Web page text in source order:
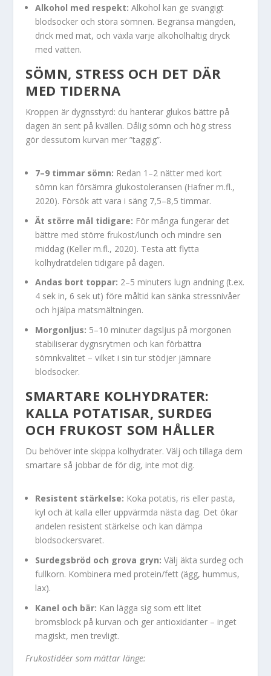
Alkohol med respekt: Alkohol kan ge svängigt
blodsocker och störa sömnen. Begränsa mängden,
drick med mat, och växla varje alkoholhaltig dryck
med vatten.
SÖMN, STRESS OCH DET DÄR
MED TIDERNA
Kroppen är dygnsstyrd: du hanterar glukos bättre på
dagen än sent på kvällen. Dålig sömn och hög stress
gör dessutom kurvan mer ”taggig”.
7–9 timmar sömn: Redan 1–2 nätter med kort
sömn kan försämra glukostoleransen (Hafner m.fl.,
2020). Försök att vara i säng 7,5–8,5 timmar.
Ät större mål tidigare: För många fungerar det
bättre med större frukost/lunch och mindre sen
middag (Keller m.fl., 2020). Testa att flytta
kolhydratdelen tidigare på dagen.
Andas bort toppar: 2–5 minuters lugn andning (t.ex.
4 sek in, 6 sek ut) före måltid kan sänka stressnivåer
och hjälpa matsmältningen.
Morgonljus: 5–10 minuter dagsljus på morgonen
stabiliserar dygnsrytmen och kan förbättra
sömnkvalitet – vilket i sin tur stödjer jämnare
blodsocker.
SMARTARE KOLHYDRATER:
KALLA POTATISAR, SURDEG
OCH FRUKOST SOM HÅLLER
Du behöver inte skippa kolhydrater. Välj och tillaga dem
smartare så jobbar de för dig, inte mot dig.
Resistent stärkelse: Koka potatis, ris eller pasta,
kyl och ät kalla eller uppvärmda nästa dag. Det ökar
andelen resistent stärkelse och kan dämpa
blodsockersvaret.
Surdegsbröd och grova gryn: Välj äkta surdeg och
fullkorn. Kombinera med protein/fett (ägg, hummus,
lax).
Kanel och bär: Kan lägga sig som ett litet
bromsblock på kurvan och ger antioxidanter – inget
magiskt, men trevligt.
Frukostidéer som mättar länge: